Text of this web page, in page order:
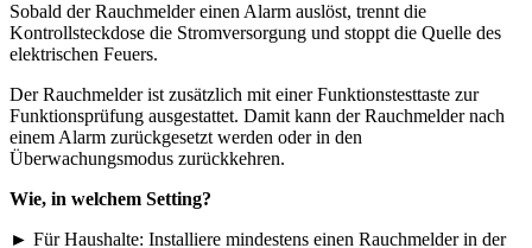
Sobald der Rauchmelder einen Alarm auslöst, trennt die
Kontrollsteckdose die Stromversorgung und stoppt die Quelle des
elektrischen Feuers.
Der Rauchmelder ist zusätzlich mit einer Funktionstesttaste zur
Funktionsprüfung ausgestattet. Damit kann der Rauchmelder nach
einem Alarm zurückgesetzt werden oder in den
Überwachungsmodus zurückkehren.
Wie, in welchem Setting?
► Für Haushalte: Installiere mindestens einen Rauchmelder in der